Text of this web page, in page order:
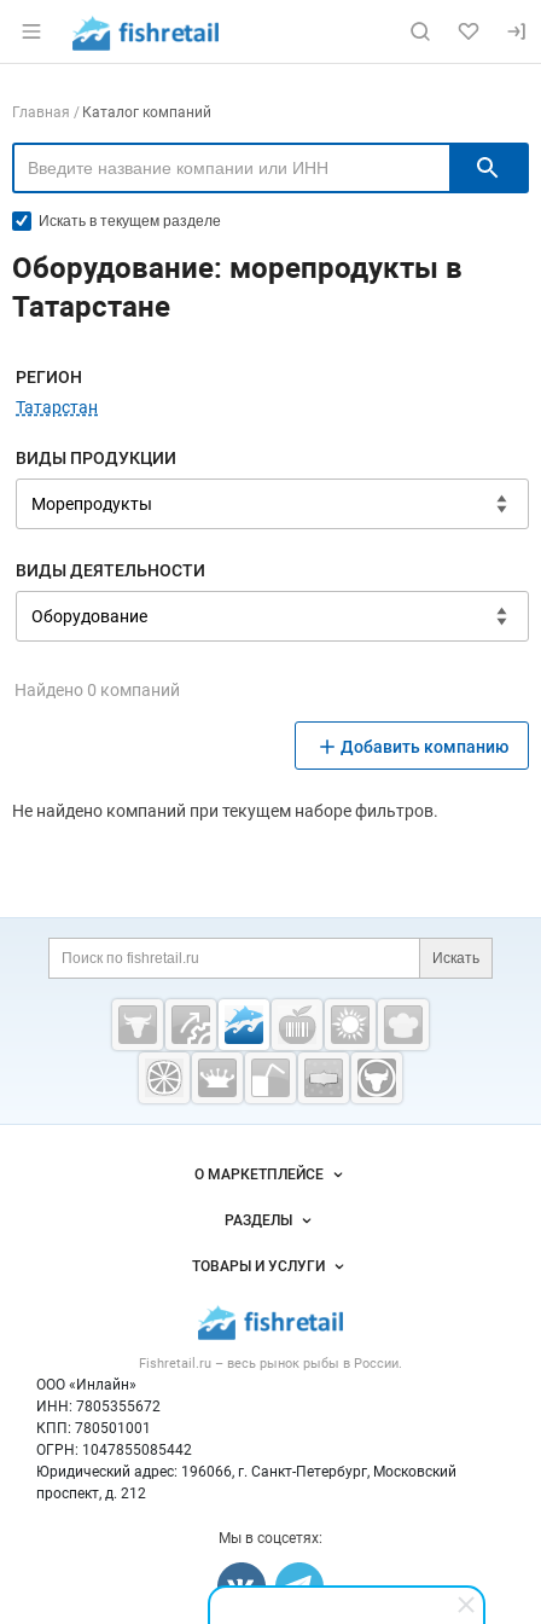
Раздел навигации по сайту fishretail.ru
Навигация по компаниям
Главная Каталог компаний
Искать в текущем разделе
Оборудование: морепродукты в
Татарстане
Меню навигации
РЕГИОН
Татарстан
ВИДЫ ПРОДУКЦИИ
ВИДЫ ДЕЯТЕЛЬНОСТИ
Найдено 0 компаний
Добавить компанию
Не найдено компаний при текущем наборе фильтров.
Дополнительная информация
Поиск по сайту и
Искать
Cсылки на полезные проекты
Fishretail.ru —
рыба,
морепродукты
Важные разделы и контакты
Fishretail.ru – весь рынок рыбы в России.
ООО «Инлайн»
ИНН: 7805355672
КПП: 780501001
ОГРН: 1047855085442
Юридический адрес: 196066, г. Санкт-Петербург, Московский
проспект, д. 212
Навигация по сайтуО МАРКЕТПЛЕЙСЕ
Новости Fishretail.ru
Размещение рекламы
Публичная оферта
Контактная информация
Политика обработки персональных данных
РАЗДЕЛЫ
Объявления
Новости рынка
Блог
ТОВАРЫ И УСЛУГИ
Рыба
Икра
Мы в соцсетях: